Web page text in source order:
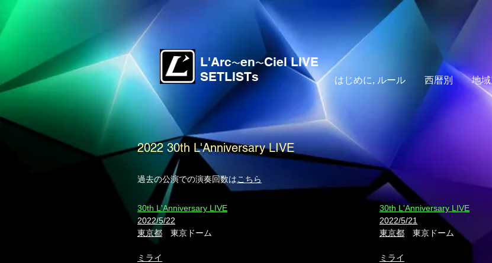
L'Arc〜en〜Ciel LIVE
SETLISTs
はじめに, ルール 西暦別 地
2022 30th L'Anniversary LIVE
過去の公演での演奏回数はこちら
30th L'Anniversary LIVE
2022/5/21
東京都 東京ドーム
ミライ
30th L'Anniversary LIVE
2022/5/22
東京都 東京ドーム
ミライ